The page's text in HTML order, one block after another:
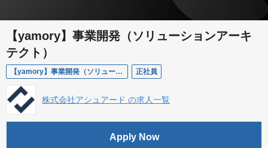
【yamory】事業開発（ソリューションアーキ
テクト）
【yamory】事業開発（ソリューションアーキテクト） 正社員
株式会社アシュアード の求人一覧
Apply Now